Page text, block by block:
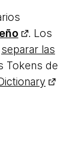
. Los
separar las
Tokens de